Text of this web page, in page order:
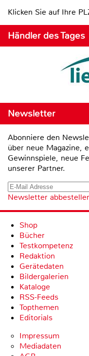
Klicken Sie auf Ihre
Händler des Tages
Newsletter
Abonniere den
über neue Magazine,
Gewinnspiele, neue
unserer Partner.
Newsletter
Shop
Bücher
Testkompetenz
Redaktion
Gerätedaten
Bildergalerien
Kataloge
RSS-Feeds
Topthemen
Editorials
Impressum
Mediadaten